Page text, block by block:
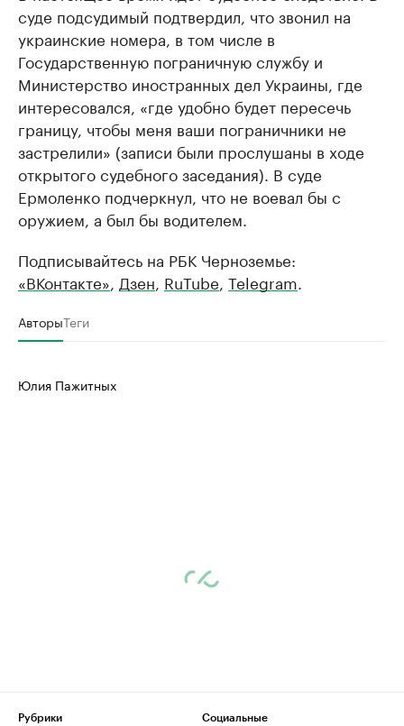
суде подсудимый подтвердил, что звонил на
украинские номера, в том числе в
Государственную пограничную службу и
Министерство иностранных дел Украины, где
интересовался, «где удобно будет пересечь
границу, чтобы меня ваши пограничники не
застрелили» (записи были прослушаны в ходе
открытого судебного заседания). В суде
Ермоленко подчеркнул, что не воевал бы с
оружием, а был бы водителем.
Подписывайтесь на РБК Черноземье:
«ВКонтакте», Дзен, RuTube, Telegram.
АвторыТеги
Юлия Пажитных
Рубрики
Социальные